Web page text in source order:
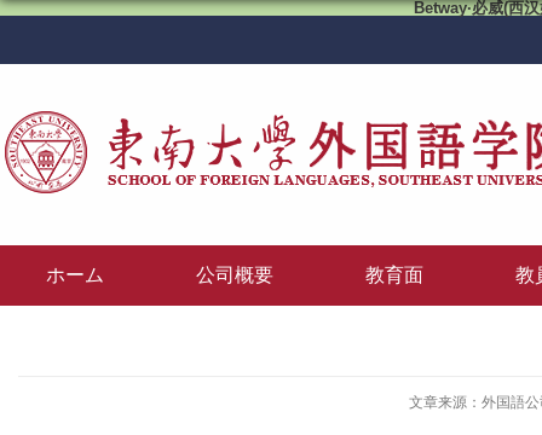
Betway·必威(西
ホーム 公司概要 教育面 教
文章来源：外国語